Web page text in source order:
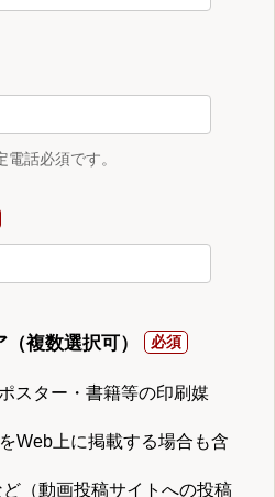
話必須です。
複数選択可）
スター・書籍等の印刷媒
Web上に掲載する場合も含
（動画投稿サイトへの投稿